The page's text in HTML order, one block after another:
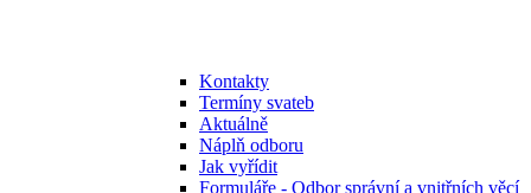
Kontakty
Termíny svateb
Aktuálně
Náplň odboru
Jak vyřídit
Formuláře - Odbor správní a vnitřních věcí